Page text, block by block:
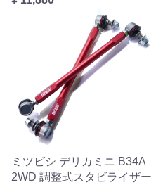
ミツビシ デリカミニ B34A
2WD 調整式スタビライザー